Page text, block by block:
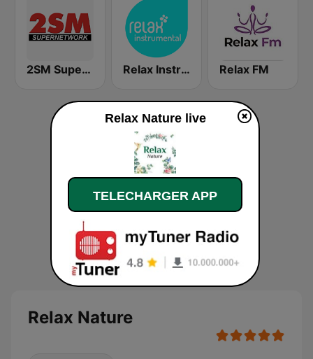
2SM Super Radio Relax Instrumental Relax FM
Relax Nature
Relax Nature live
TELECHARGER APP